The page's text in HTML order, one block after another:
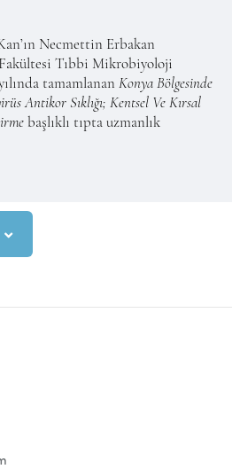
Necmettin Erbakan
Tıbbi Mikrobiyoloji
tamamlanan Konya Bölgesinde
Antikor Sıklığı; Kentsel Ve Kırsal
başlıklı tıpta uzmanlık